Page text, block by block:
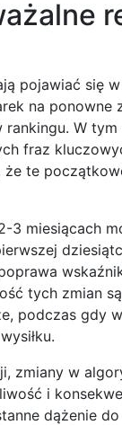
pojawiać się
na ponowne
W tym
fraz
że te
3 miesiącach
tych zmian
podczas gdy
zmiany w
i
dążenie